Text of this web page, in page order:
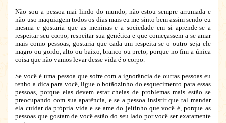
Não sou a pessoa mai lindo do mundo, não estou sempre arrumada e
não uso maquiagem todos os dias mais eu me sinto bem assim sendo eu
mesma e gostaria que as meninas e a sociedade em si aprende-se a
respeitar seu corpo, respeitar sua genética e que começassem a se amar
mais como pessoas, gostaria que cada um respeita-se o outro seja ele
magro ou gordo, alto ou baixo, branco ou preto, porque no fim a única
coisa que não vamos levar desse vida é o corpo.
Se você é uma pessoa que sofre com a ignorância de outras pessoas eu
tenho a dica para você, ligue o botãozinho do esquecimento para essas
pessoas, porque elas devem estar cheias de problemas mais estão se
preocupando com sua aparência, e se a pessoa insistir que tal mandar
ela cuidar da própria vida e se ame do jeitinho que você é, porque as
pessoas que gostam de você estão do seu lado por você ser exatamente